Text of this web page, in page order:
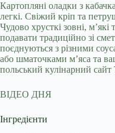
Картопляні оладки з
легкі. Свіжий кріп та
Чудово хрусткі зовні, м’які
подавати традиційно зі
поєднуються з різними
або шматочками м’яса та
польський кулінарний сайт
ВІДЕО ДНЯ
Інгредієнти